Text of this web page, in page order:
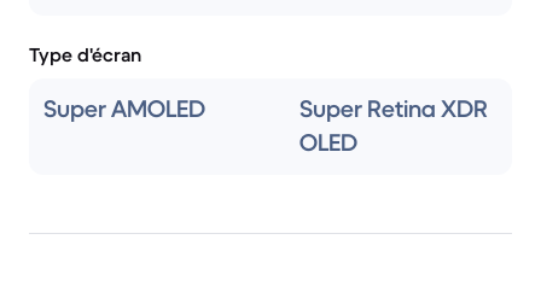
Type d'écran
Super AMOLED
Super Retina XDR
OLED